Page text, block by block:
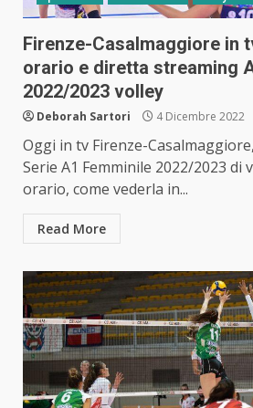
Firenze-Casalmaggiore in
orario e diretta streaming
2022/2023 volley
Deborah Sartori 4 Dicembre 2022
Oggi in tv Firenze-
Serie A1 Femminile 2022/2023 di
orario, come vederla in...
Read More